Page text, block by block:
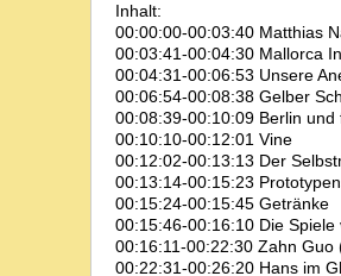
Inhalt:
00:00:00-00:03:40 Matthias
00:03:41-00:04:30 Mallorca
00:04:31-00:06:53 Unsere
00:06:54-00:08:38 Gelber
00:08:39-00:10:09 Berlin und
00:10:10-00:12:01 Vine
00:12:02-00:13:13 Der
00:13:14-00:15:23
00:15:24-00:15:45 Getränke
00:15:46-00:16:10 Die Spiele
00:16:11-00:22:30 Zahn Guo
00:22:31-00:26:20 Hans im